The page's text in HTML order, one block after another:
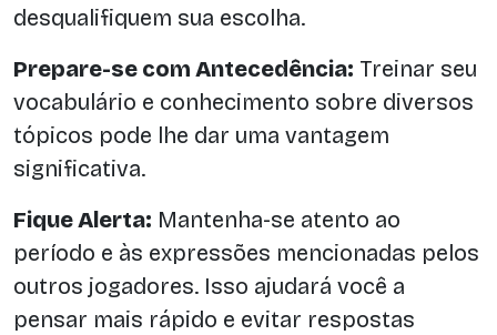
desqualifiquem sua escolha.
Prepare-se com Antecedência: Treinar seu
vocabulário e conhecimento sobre diversos
tópicos pode lhe dar uma vantagem
significativa.
Fique Alerta: Mantenha-se atento ao
período e às expressões mencionadas pelos
outros jogadores. Isso ajudará você a
pensar mais rápido e evitar respostas